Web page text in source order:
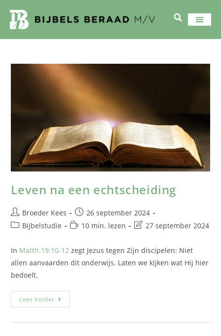
Leven na een echtscheiding
Broeder Kees
26 september 2024
Bijbelstudie
10 min. lezen 27 september 2024
In Matth.19:10-12 zegt Jezus tegen Zijn discipelen: Niet
allen aanvaarden dit onderwijs. Laten we kijken wat Hij hier
bedoelt.
Lees Verder